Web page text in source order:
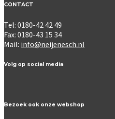
CONTACT
Tel: 0180-42 42 49
Fax: 0180-43 15 34
Mail: info@neijenesch.nl
Volg op social media
Bezoek ook onze webshop